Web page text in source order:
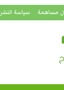
مساهمة سياسة